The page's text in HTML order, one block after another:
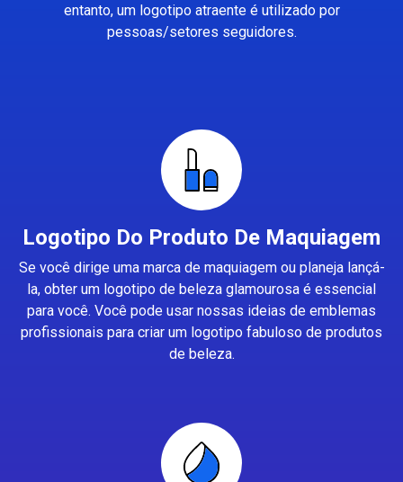
entanto, um logotipo atraente é utilizado por
pessoas/setores seguidores.
Logotipo Do Produto De Maquiagem
Se você dirige uma marca de maquiagem ou planeja lançá-
la, obter um logotipo de beleza glamourosa é essencial
para você. Você pode usar nossas ideias de emblemas
profissionais para criar um logotipo fabuloso de produtos
de beleza.